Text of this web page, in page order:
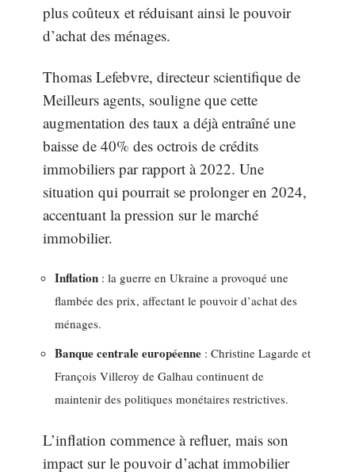
plus coûteux et réduisant ainsi le pouvoir
d’achat des ménages.
Thomas Lefebvre, directeur scientifique de
Meilleurs agents, souligne que cette
augmentation des taux a déjà entraîné une
baisse de 40% des octrois de crédits
immobiliers par rapport à 2022. Une
situation qui pourrait se prolonger en 2024,
accentuant la pression sur le marché
immobilier.
Inflation : la guerre en Ukraine a provoqué une
flambée des prix, affectant le pouvoir d’achat des
ménages.
Banque centrale européenne : Christine Lagarde et
François Villeroy de Galhau continuent de
maintenir des politiques monétaires restrictives.
L’inflation commence à refluer, mais son
impact sur le pouvoir d’achat immobilier